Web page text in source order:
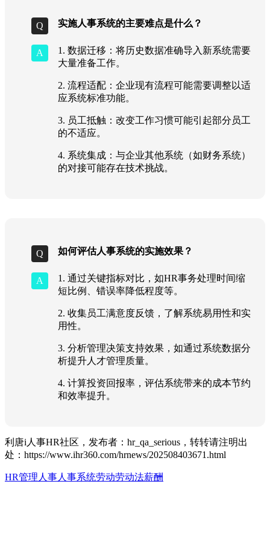
实施人事系统的主要难点是什么？
1. 数据迁移：将历史数据准确导入新系统需要
大量准备工作。
2. 流程适配：企业现有流程可能需要调整以适
应系统标准功能。
3. 员工抵触：改变工作习惯可能引起部分员工
的不适应。
4. 系统集成：与企业其他系统（如财务系统）
的对接可能存在技术挑战。
如何评估人事系统的实施效果？
1. 通过关键指标对比，如HR事务处理时间缩
短比例、错误率降低程度等。
2. 收集员工满意度反馈，了解系统易用性和实
用性。
3. 分析管理决策支持效果，如通过系统数据分
析提升人才管理质量。
4. 计算投资回报率，评估系统带来的成本节约
和效率提升。
利唐i人事HR社区，发布者：hr_qa_serious，转转请注明出
处： https://www.ihr360.com/hrnews/202508403671.html
HR管理 人事人事系统劳动劳动法薪酬